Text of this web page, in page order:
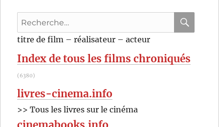
Recherche
pour
:
titre de film – réalisateur – acteur
Index de tous les films chroniqués
(6380)
livres-cinema.info
>> Tous les livres sur le cinéma